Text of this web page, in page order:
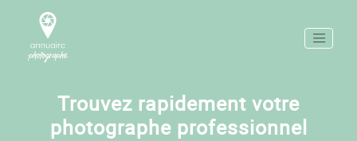
Trouvez rapidement votre
photographe professionnel